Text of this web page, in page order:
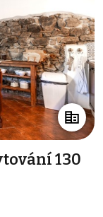
130